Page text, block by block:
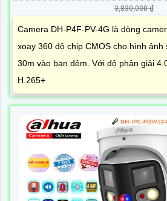
3,830,000 ₫
Camera DH-P4F-PV-4G là dòng
xoay 360 độ chip CMOS cho hình ảnh
30m vào ban đêm. Với độ phân giải
H.265+